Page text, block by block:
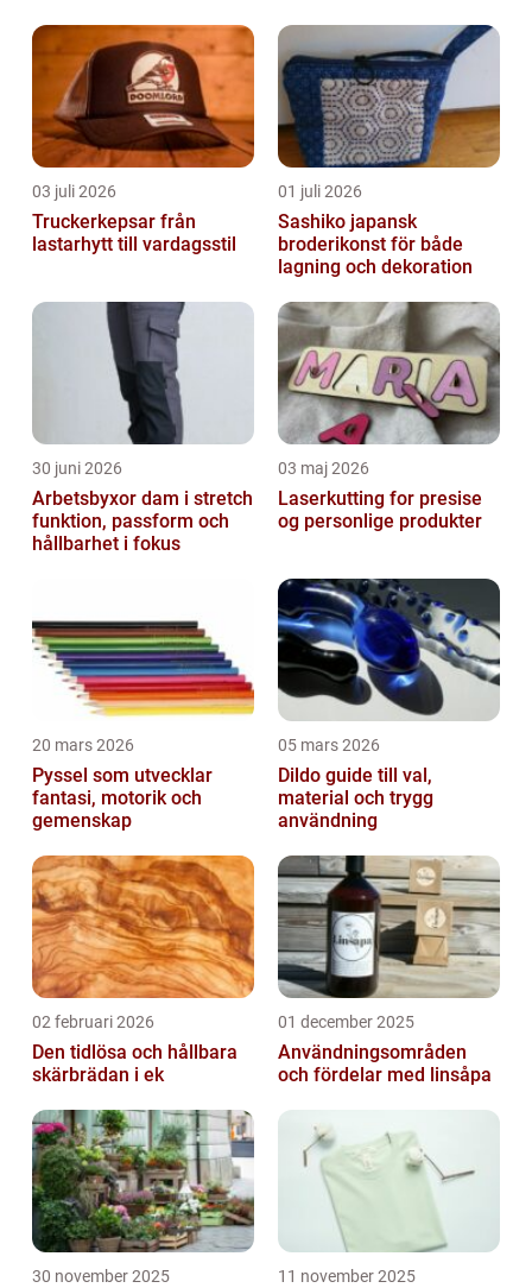
03 juli 2026
Truckerkepsar från
lastarhytt till vardagsstil
01 juli 2026
Sashiko japansk
broderikonst för både
lagning och dekoration
30 juni 2026
Arbetsbyxor dam i stretch
funktion, passform och
hållbarhet i fokus
03 maj 2026
Laserkutting for presise
og personlige produkter
20 mars 2026
Pyssel som utvecklar
fantasi, motorik och
gemenskap
05 mars 2026
Dildo guide till val,
material och trygg
användning
02 februari 2026
Den tidlösa och hållbara
skärbrädan i ek
01 december 2025
Användningsområden
och fördelar med linsåpa
30 november 2025 11 november 2025